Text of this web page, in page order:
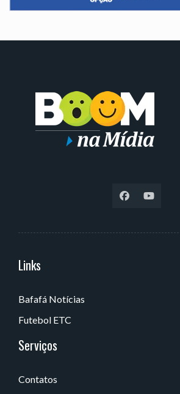
Links
Bafafá Notícias
Futebol ETC
Serviços
Contatos
Serviços